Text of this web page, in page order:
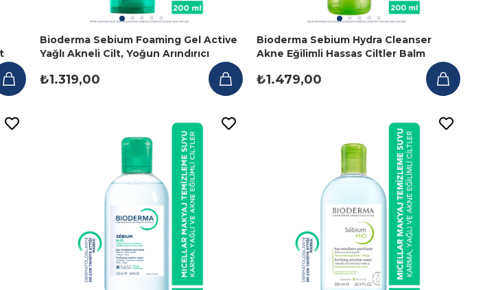
Bioderma Sebium Foaming Gel Active
Yağlı Akneli Cilt, Yoğun Arındırıcı
₺1.319,00
Bioderma Sebium Hydra Cleanser
Akne Eğilimli Hassas Ciltler Balm
₺1.479,00